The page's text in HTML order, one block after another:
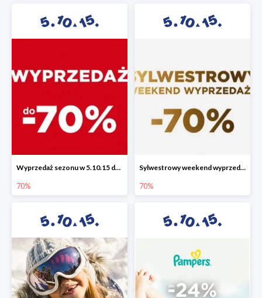
Wyprzedaż sezonu w 5.10.15 do -70%
70%
Sylwestrowy weekend wyprzedaży do -70%
70%